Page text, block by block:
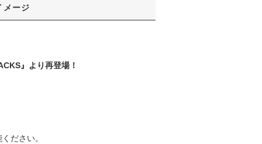
メージ
』より再登場！
ださい。